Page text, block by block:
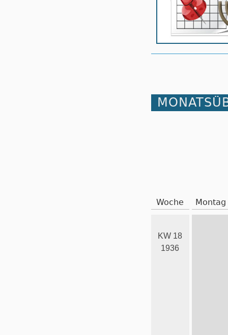
Woche Montag
KW 18
1936